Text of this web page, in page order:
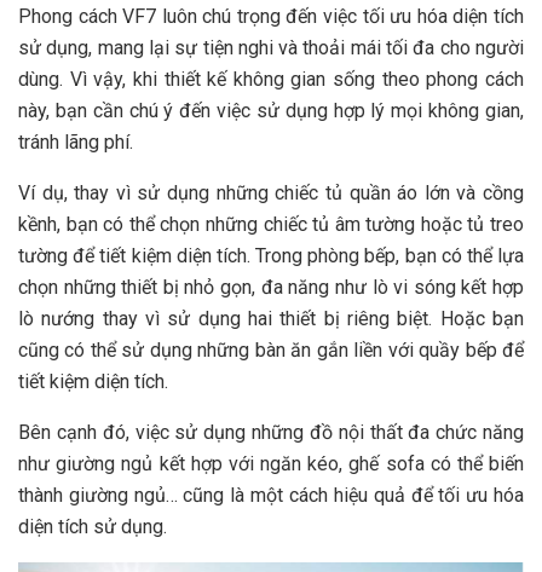
Phong cách VF7 luôn chú trọng đến việc tối ưu hóa diện tích
sử dụng, mang lại sự tiện nghi và thoải mái tối đa cho người
dùng. Vì vậy, khi thiết kế không gian sống theo phong cách
này, bạn cần chú ý đến việc sử dụng hợp lý mọi không gian,
tránh lãng phí.
Ví dụ, thay vì sử dụng những chiếc tủ quần áo lớn và cồng
kềnh, bạn có thể chọn những chiếc tủ âm tường hoặc tủ treo
tường để tiết kiệm diện tích. Trong phòng bếp, bạn có thể lựa
chọn những thiết bị nhỏ gọn, đa năng như lò vi sóng kết hợp
lò nướng thay vì sử dụng hai thiết bị riêng biệt. Hoặc bạn
cũng có thể sử dụng những bàn ăn gắn liền với quầy bếp để
tiết kiệm diện tích.
Bên cạnh đó, việc sử dụng những đồ nội thất đa chức năng
như giường ngủ kết hợp với ngăn kéo, ghế sofa có thể biến
thành giường ngủ… cũng là một cách hiệu quả để tối ưu hóa
diện tích sử dụng.